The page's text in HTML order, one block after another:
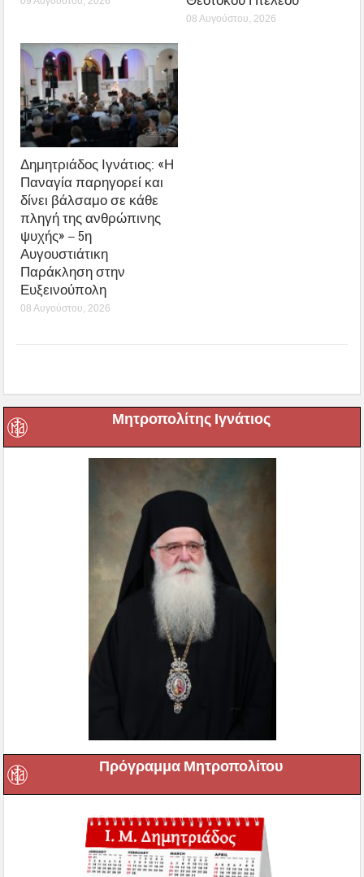
08 Αυγούστου, 2026
Δημητριάδος Ιγνάτιος: «Η
Παναγία παρηγορεί και
δίνει βάλσαμο σε κάθε
πληγή της ανθρώπινης
ψυχής» – 5η
Αυγουστιάτικη
Παράκληση στην
Ευξεινούπολη
08 Αυγούστου, 2026
Μητροπολίτης Ιγνάτιος
Πρόγραμμα Μητροπολίτου